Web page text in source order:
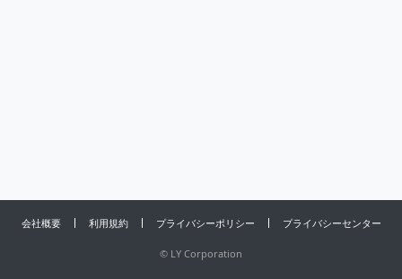
会社概要 利用規約 プライバシーポリシー プライバシーセンター
© LY Corporation